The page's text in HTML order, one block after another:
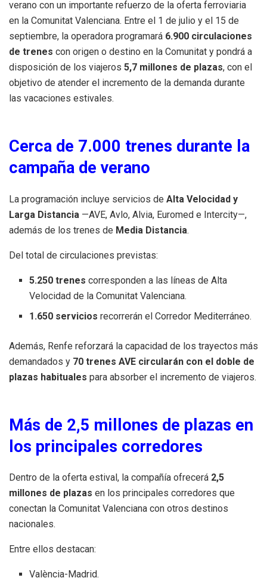
verano con un importante refuerzo de la oferta ferroviaria
en la Comunitat Valenciana. Entre el 1 de julio y el 15 de
septiembre, la operadora programará 6.900 circulaciones
de trenes con origen o destino en la Comunitat y pondrá a
disposición de los viajeros 5,7 millones de plazas, con el
objetivo de atender el incremento de la demanda durante
las vacaciones estivales.
Cerca de 7.000 trenes durante la
campaña de verano
La programación incluye servicios de Alta Velocidad y
Larga Distancia —AVE, Avlo, Alvia, Euromed e Intercity—,
además de los trenes de Media Distancia.
Del total de circulaciones previstas:
5.250 trenes corresponden a las líneas de Alta
Velocidad de la Comunitat Valenciana.
1.650 servicios recorrerán el Corredor Mediterráneo.
Además, Renfe reforzará la capacidad de los trayectos más
demandados y 70 trenes AVE circularán con el doble de
plazas habituales para absorber el incremento de viajeros.
Más de 2,5 millones de plazas en
los principales corredores
Dentro de la oferta estival, la compañía ofrecerá 2,5
millones de plazas en los principales corredores que
conectan la Comunitat Valenciana con otros destinos
nacionales.
Entre ellos destacan:
València-Madrid.